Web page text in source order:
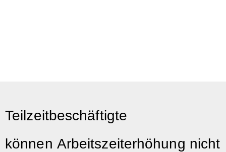
Teilzeitbeschäftigte
können Arbeitszeiterhöhung nicht